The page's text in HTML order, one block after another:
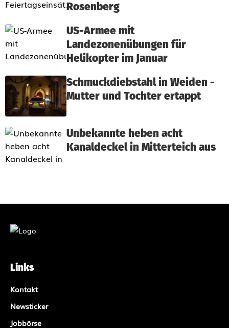
Rosenberg
US-Armee mit
Landezonenübungen für
Helikopter im Januar
Schmuckdiebstahl in Weiden -
Mutter und Tochter ertappt
Unbekannte heben acht
Kanaldeckel in Mitterteich aus
Links
Kontakt
Newsticker
Jobbörse